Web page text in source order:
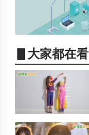
▋大家都在看